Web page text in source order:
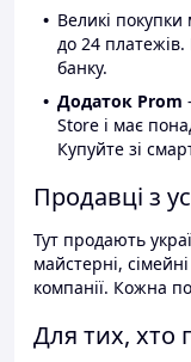
Великі
до 24
банку.
Додаток Prom
Store і має
Купуйте зі
Продавці з
Тут продають
майстерні,
компанії. Кожна
Для тих, хто